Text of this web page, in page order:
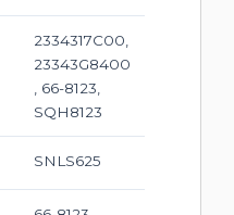
2334317C00,
23343G8400
, 66-8123,
SQH8123
SNLS625